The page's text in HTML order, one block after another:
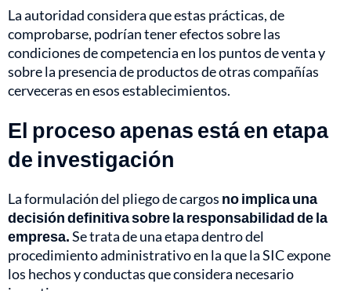
La autoridad considera que estas prácticas, de
comprobarse, podrían tener efectos sobre las
condiciones de competencia en los puntos de venta y
sobre la presencia de productos de otras compañías
cerveceras en esos establecimientos.
El proceso apenas está en etapa
de investigación
La formulación del pliego de cargos no implica una
decisión definitiva sobre la responsabilidad de la
empresa.Se trata de una etapa dentro del
procedimiento administrativo en la que la SIC expone
los hechos y conductas que considera necesario